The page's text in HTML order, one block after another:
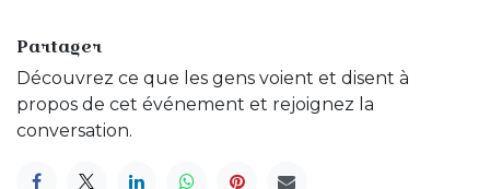
Partager
Découvrez ce que les gens voient et disent à
propos de cet événement et rejoignez la
conversation.